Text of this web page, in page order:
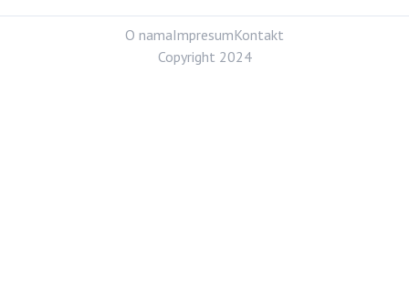
Copyright 2024
O namaImpresumKontakt